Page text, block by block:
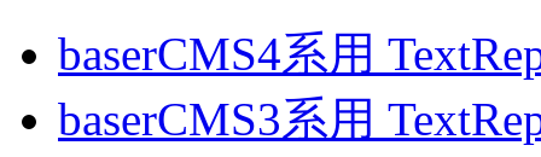
baserCMS4系用
baserCMS3系用